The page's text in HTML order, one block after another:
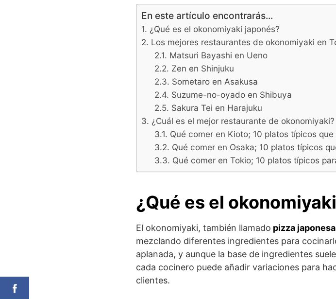
En este artículo encontrarás...
¿Qué es el okonomiyaki japonés?
Los mejores restaurantes de okonomiyaki en
Matsuri Bayashi en Ueno
Zen en Shinjuku
Sometaro en Asakusa
Suzume-no-oyado en Shibuya
Sakura Tei en Harajuku
¿Cuál es el mejor restaurante de okonomiyaki?
Qué comer en Kioto; 10 platos típicos
Qué comer en Osaka; 10 platos típicos
Qué comer en Tokio; 10 platos típicos
¿Qué es el
El okonomiyaki, también llamado pizza japonesa
mezclando diferentes ingredientes para
aplanada, y aunque la base de ingredientes
cada cocinero puede añadir variaciones para
clientes.